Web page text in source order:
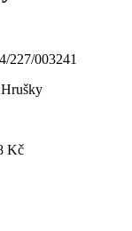
227/003241
Kč